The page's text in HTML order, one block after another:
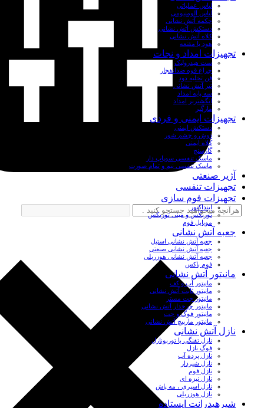
لباس عملیاتی
لباس آلومنیومی
چکمه آتش نشانی
دستکش آتش نشانی
کلاه آتش نشانی
هود یا مقنعه
تجهیزات امداد و نجات
ست هیدرولیک
چراغ قوه ضدانفجار
فن تخلیه دود
تبر آتش نشانی
سه پایه امداد
انگشتربر امداد
مارگیر
تجهیزات ایمنی و فردی
دستکش ایمنی
دوش و چشم شور
کلاه ایمنی
گازسنج
ماسک تنفسی سوپاپ دار
ماسک تنفسی نیم و تمام صورت
آژیر صنعتی
تجهیزات تنفسی
تجهیزات فوم سازی
اینداکتور
توربکس و مینی توربکس
موبایل فوم
جعبه آتش نشانی
جعبه آتش نشانی استیل
جعبه آتش نشانی صنعتی
جعبه آتش نشانی هوزریلی
فوم باکس
مانیتور آتش نشانی
مانیتور آب و کف
مانیتور ثابت آتش نشانی
مانیتور جت مستر
مانیتور چرخدار آتش نشانی
مانیتور فوگ و جت
مانیتور مارپیچ آتش نشانی
نازل آتش نشانی
نازل تفنگی یا توربونازل
فوگ نازل
نازل پرده آب
نازل شیردار
نازل فوم
نازل نیزه ای
نازل اسپری ، مه پاش
نازل هوزریلی
شیرهیدرانت ایستاده